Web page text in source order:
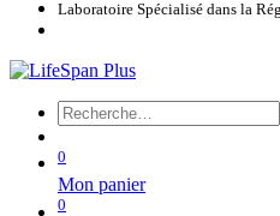
Laboratoire Spécialisé dans la
0
Mon panier
0